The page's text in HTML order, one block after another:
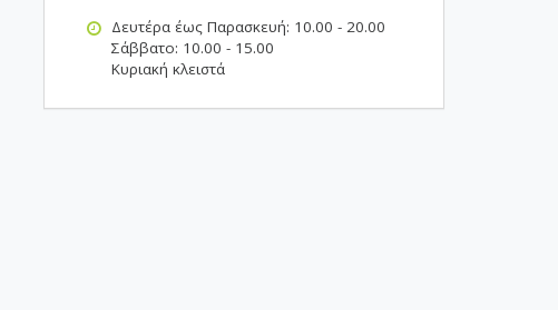
Δευτέρα έως Παρασκευή: 10.00 - 20.00
Σάββατο: 10.00 - 15.00
Κυριακή κλειστά